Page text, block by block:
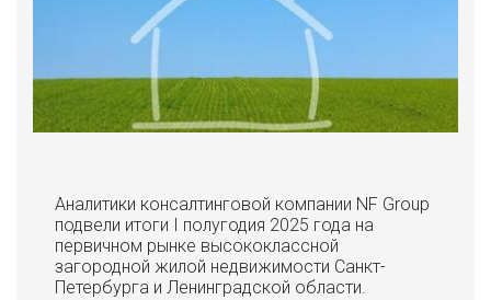
Аналитики консалтинговой компании NF Group
подвели итоги I полугодия 2025 года на
первичном рынке высококлассной
загородной жилой недвижимости Санкт-
Петербурга и Ленинградской области.